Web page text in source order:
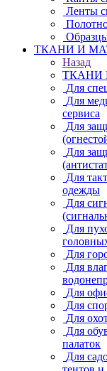
Ленты
ТКАНИ И
Назад
ТКАНИ
Для
Для
сервиса
Для
Для
Для
одежды
Для
Для
Для
Для
Для
Для
Для
Для
палаток
Для